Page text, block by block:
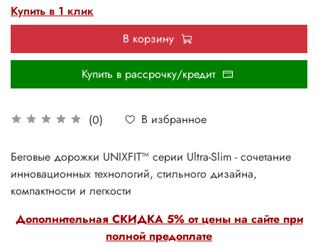
(0) В избранное
Купить в 1 клик
В корзину
Купить в рассрочку/кредит
Дополнительная СКИДКА 5% от цены на сайте при
полной предоплате
Беговые дорожки UNIXFIT™ серии Ultra-Slim - сочетание
инновационных технологий, стильного дизайна,
компактности и легкости